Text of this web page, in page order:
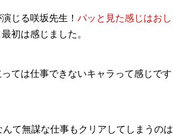
じる咲坂先生！ パッと見た感じはおし
初は感じました。
ては仕事できないキャラって感じです
て無謀な仕事もクリアしてしまうのは